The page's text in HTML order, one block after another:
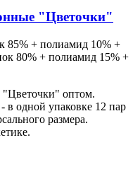
"Цветочки"
85% + полиамид 10% +
80% + полиамид 15% +
оптом.
в одной упаковке 12 пар
размера.